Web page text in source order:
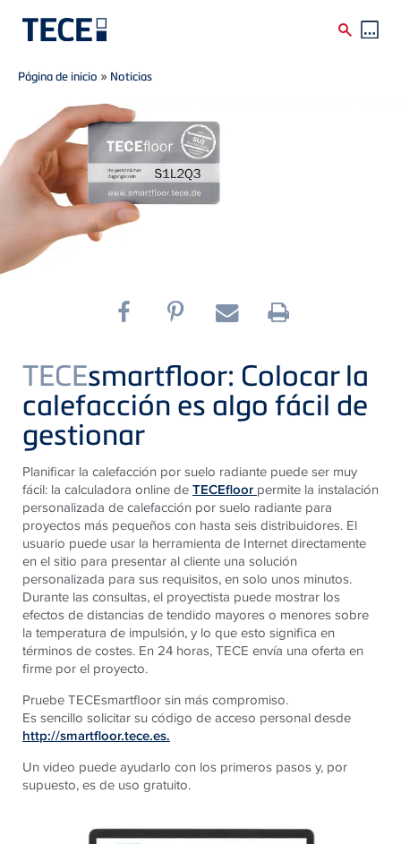
Skip to main content
Breadcrumb
Página de inicio » Noticias
TECEsmartfloor: Colocar la
calefacción es algo fácil de
gestionar
Planificar la calefacción por suelo radiante puede ser muy
fácil: la calculadora online deTECEfloor permite la instalación
personalizada de calefacción por suelo radiante para
proyectos más pequeños con hasta seis distribuidores. El
usuario puede usar la herramienta de Internet directamente
en el sitio para presentar al cliente una solución
personalizada para sus requisitos, en solo unos minutos.
Durante las consultas, el proyectista puede mostrar los
efectos de distancias de tendido mayores o menores sobre
la temperatura de impulsión, y lo que esto significa en
términos de costes. En 24 horas, TECE envía una oferta en
firme por el proyecto.
Pruebe TECEsmartfloor sin más compromiso.
Es sencillo solicitar su código de acceso personal desde
http://smartfloor.tece.es.
Un video puede ayudarlo con los primeros pasos y, por
supuesto, es de uso gratuito.